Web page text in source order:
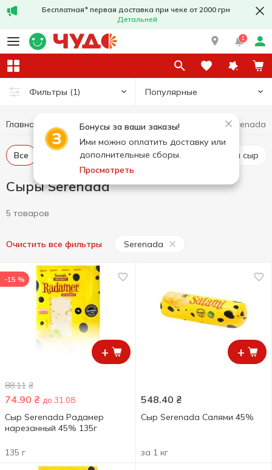
Бесплатная* первая доставка при чеке от 2000 грн
Детальней
1
Фильтры (1) Популярные
Бонусы за ваши заказы!
Ими можно оплатить доставку или
дополнительные сборы.
Просмотреть
Главная Яйца и молочные продукты Сыры Сыры Serenada
Все Твердый и полутвердый сыр Рассольный сыр
Сыры Serenada
5 товаров
Очистить все фильтры Serenada
+
-15 %
88.11 ₴
74.90 ₴ до 31.08
Сыр Serenada Радамер
нарезанный 45% 135г
135 г
+
548.40 ₴
Сыр Serenada Салями 45%
за 1 кг